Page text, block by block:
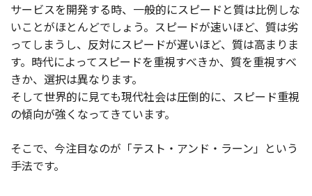
ライセンス契約
内製化支援
補助金活用支援
導入事例
お役立ち記事
サービスを開発する時、一般的にスピードと質は比例しな
いことがほとんどでしょう。スピードが速いほど、質は劣
ってしまうし、反対にスピードが遅いほど、質は高まりま
す。時代によってスピードを重視すべきか、質を重視すべ
きか、選択は異なります。
そして世界的に見ても現代社会は圧倒的に、スピード重視
の傾向が強くなってきています。
そこで、今注目なのが「テスト・アンド・ラーン」という
手法です。